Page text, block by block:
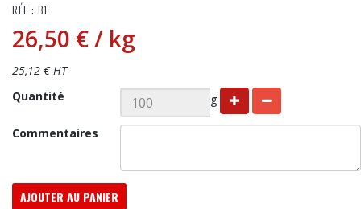
RÉF : B1
26,50 €/ kg
25,12 € HT
Quantité
g
Commentaires
AJOUTER AU PANIER